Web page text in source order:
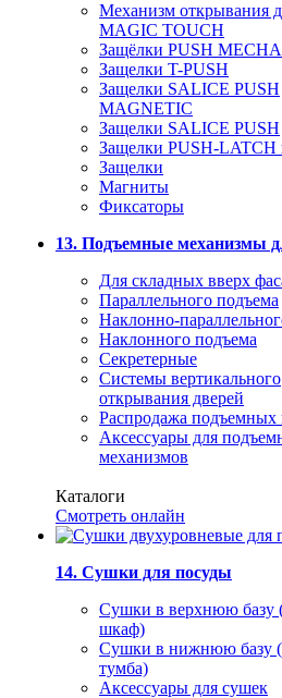
Механизм открывания
MAGIC TOUCH
Защёлки PUSH
Защелки T-PUSH
Защелки SALICE PUSH
MAGNETIC
Защелки SALICE PUSH
Защелки PUSH-LATCH
Защелки
Магниты
Фиксаторы
13. Подъемные механизмы
Для складных вверх
Параллельного подъема
Наклонно-
Наклонного подъема
Секретерные
Системы вертикального
открывания дверей
Распродажа подъемных
Аксессуары для
механизмов
Каталоги
Смотреть онлайн
14. Сушки для посуды
Сушки в верхнюю базу
шкаф)
Сушки в нижнюю базу
тумба)
Аксессуары для сушек